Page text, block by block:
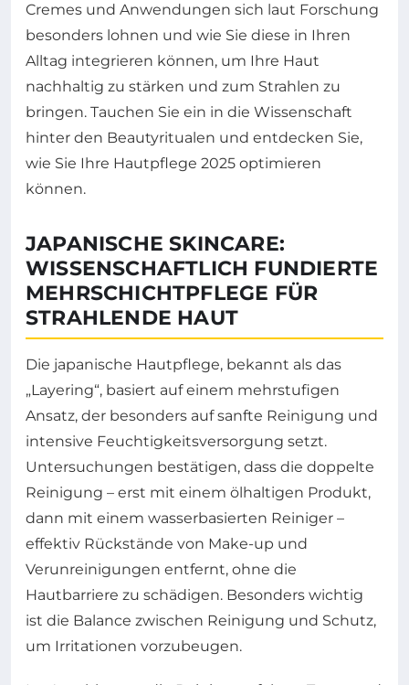
Cremes und Anwendungen sich laut Forschung
besonders lohnen und wie Sie diese in Ihren
Alltag integrieren können, um Ihre Haut
nachhaltig zu stärken und zum Strahlen zu
bringen. Tauchen Sie ein in die Wissenschaft
hinter den Beautyritualen und entdecken Sie,
wie Sie Ihre Hautpflege 2025 optimieren
können.
JAPANISCHE SKINCARE:
WISSENSCHAFTLICH FUNDIERTE
MEHRSCHICHTPFLEGE FÜR
STRAHLENDE HAUT
Die japanische Hautpflege, bekannt als das
„Layering“, basiert auf einem mehrstufigen
Ansatz, der besonders auf sanfte Reinigung und
intensive Feuchtigkeitsversorgung setzt.
Untersuchungen bestätigen, dass die doppelte
Reinigung – erst mit einem ölhaltigen Produkt,
dann mit einem wasserbasierten Reiniger –
effektiv Rückstände von Make-up und
Verunreinigungen entfernt, ohne die
Hautbarriere zu schädigen. Besonders wichtig
ist die Balance zwischen Reinigung und Schutz,
um Irritationen vorzubeugen.